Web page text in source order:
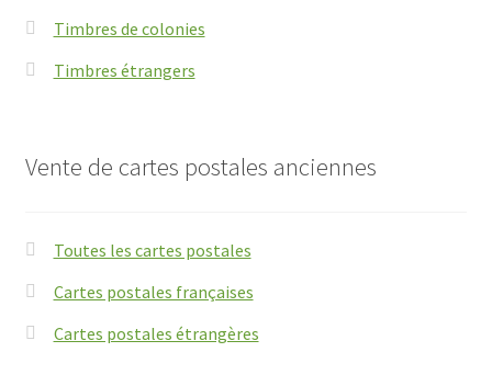
Timbres de colonies
Timbres étrangers
Vente de cartes postales anciennes
Toutes les cartes postales
Cartes postales françaises
Cartes postales étrangères